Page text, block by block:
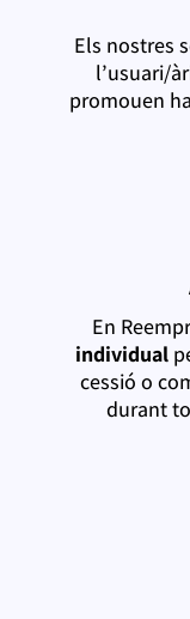
Els nostres
l’usuari/
promouen
En
individual
cessió o
durant